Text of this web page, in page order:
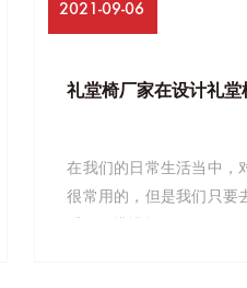
2021-09-06
礼堂椅厂家在设计礼
在我们的日常生活当中，
很常用的，但是我们只要
看到一排排整...